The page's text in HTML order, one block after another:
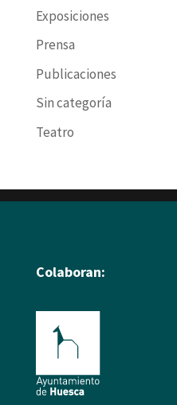
Exposiciones
Prensa
Publicaciones
Sin categoría
Teatro
Colaboran: